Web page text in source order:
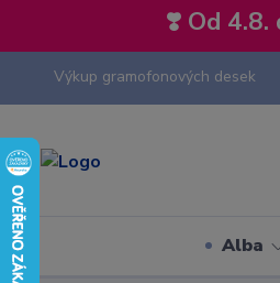
❣️ Od 4.8.
Výkup gramofonových desek
Alba